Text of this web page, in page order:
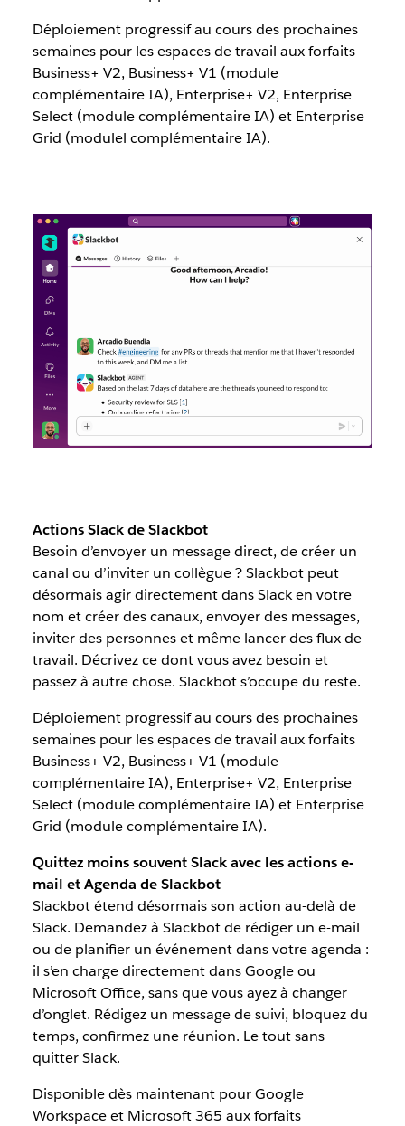
Déploiement progressif au cours des prochaines
semaines pour les espaces de travail aux forfaits
Business+ V2, Business+ V1 (module
complémentaire IA), Enterprise+ V2, Enterprise
Select (module complémentaire IA) et Enterprise
Grid (modulel complémentaire IA).
Actions Slack de Slackbot
Besoin d’envoyer un message direct, de créer un
canal ou d’inviter un collègue ? Slackbot peut
désormais agir directement dans Slack en votre
nom et créer des canaux, envoyer des messages,
inviter des personnes et même lancer des flux de
travail. Décrivez ce dont vous avez besoin et
passez à autre chose. Slackbot s’occupe du reste.
Déploiement progressif au cours des prochaines
semaines pour les espaces de travail aux forfaits
Business+ V2, Business+ V1 (module
complémentaire IA), Enterprise+ V2, Enterprise
Select (module complémentaire IA) et Enterprise
Grid (module complémentaire IA).
Quittez moins souvent Slack avec les actions e-
mail et Agenda de Slackbot
Slackbot étend désormais son action au-delà de
Slack. Demandez à Slackbot de rédiger un e-mail
ou de planifier un événement dans votre agenda :
il s’en charge directement dans Google ou
Microsoft Office, sans que vous ayez à changer
d’onglet. Rédigez un message de suivi, bloquez du
temps, confirmez une réunion. Le tout sans
quitter Slack.
Disponible dès maintenant pour Google
Workspace et Microsoft 365 aux forfaits